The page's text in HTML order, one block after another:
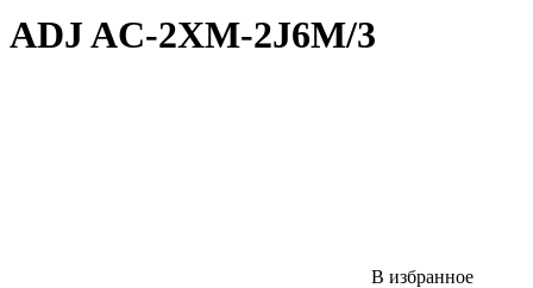
ADJ AC-2XM-2J6M/3
В избранное